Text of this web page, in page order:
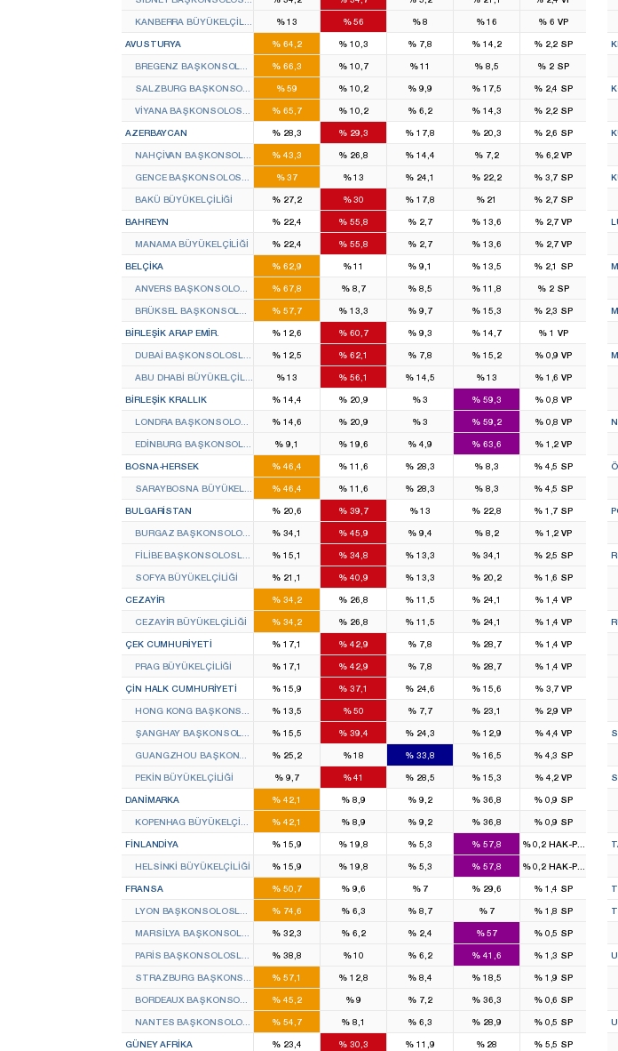
KANBERRA BÜYÜKELÇILIĞI %13 %56 %8 %16 % 6 VP
AVUSTURYA % 64,2 % 10,3 % 7,8 % 14,2 %2,2 SP
BREGENZ BAŞKONSOLOSLUĞU
% 66,3 % 10,7 %11 % 8,5 % 2 SP
SALZBURG BAŞKONSOLOSLUĞU
%59 % 10,2 % 9,9 % 17,5 %2,4 SP
VIYANA BAŞKONSOLOSLUĞU % 65,7 % 10,2 % 6,2 % 14,3 %2,2 SP
AZERBAYCAN % 28,3 % 29,3 % 17,8 % 20,3 %2,6 SP
NAHÇIVAN BAŞKONSOLOSLUĞU
% 43,3 % 26,8 % 14,4 % 7,2 %6,2VP
GENCE BAŞKONSOLOSLUĞU %37 %13 % 24,1 % 22,2 %3,7 SP
BAKÜ BÜYÜKELÇILIĞI % 27,2 %30 % 17,8 %21 %2,7 SP
BAHREYN % 22,4 % 55,8 % 2,7 % 13,6 %2,7VP
MANAMA BÜYÜKELÇILIĞI % 22,4 % 55,8 % 2,7 % 13,6 %2,7VP
BELÇIKA % 62,9 %11 % 9,1 % 13,5 %2,1 SP
ANVERS BAŞKONSOLOSLUĞU% 67,8 % 8,7 % 8,5 % 11,8 % 2 SP
BRÜKSEL BAŞKONSOLOSLUĞU
% 57,7 % 13,3 % 9,7 % 15,3 %2,3 SP
BIRLEŞIK ARAP EMIR. % 12,6 % 60,7 % 9,3 % 14,7 % 1 VP
DUBAI BAŞKONSOLOSLUĞU % 12,5 % 62,1 % 7,8 % 15,2 %0,9VP
ABU DHABI BÜYÜKELÇILIĞI %13 % 56,1 % 14,5 %13 %1,6VP
BIRLEŞIK KRALLIK % 14,4 % 20,9 %3 % 59,3 %0,8VP
LONDRA BAŞKONSOLOSLUĞU% 14,6 % 20,9 %3 % 59,2 %0,8VP
EDINBURG BAŞKONSOLOSLUĞU
% 9,1 % 19,6 % 4,9 % 63,6 %1,2VP
BOSNA-HERSEK % 46,4 % 11,6 % 28,3 % 8,3 %4,5 SP
SARAYBOSNA BÜYÜKELÇILIĞI % 46,4 % 11,6 % 28,3 % 8,3 %4,5 SP
BULGARISTAN % 20,6 % 39,7 %13 % 22,8 %1,7 SP
BURGAZ BAŞKONSOLOSLUĞU% 34,1 % 45,9 % 9,4 % 8,2 %1,2VP
FILIBE BAŞKONSOLOSLUĞU % 15,1 % 34,8 % 13,3 % 34,1 %2,5 SP
SOFYA BÜYÜKELÇILIĞI % 21,1 % 40,9 % 13,3 % 20,2 %1,6 SP
CEZAYIR % 34,2 % 26,8 % 11,5 % 24,1 %1,4VP
CEZAYIR BÜYÜKELÇILIĞI % 34,2 % 26,8 % 11,5 % 24,1 %1,4VP
ÇEK CUMHURIYETI % 17,1 % 42,9 % 7,8 % 28,7 %1,4VP
PRAG BÜYÜKELÇILIĞI % 17,1 % 42,9 % 7,8 % 28,7 %1,4VP
ÇIN HALK CUMHURIYETI % 15,9 % 37,1 % 24,6 % 15,6 %3,7VP
HONG KONG BAŞKONSOLOSLUĞU
% 13,5 %50 % 7,7 % 23,1 %2,9VP
ŞANGHAY BAŞKONSOLOSLUĞU
% 15,5 % 39,4 % 24,3 % 12,9 %4,4VP
GUANGZHOU BAŞKONSOLOSLUĞU
% 25,2 %18 % 33,8 % 16,5 %4,3 SP
PEKIN BÜYÜKELÇILIĞI % 9,7 %41 % 28,5 % 15,3 %4,2VP
DANIMARKA % 42,1 % 8,9 % 9,2 % 36,8 %0,9 SP
KOPENHAG BÜYÜKELÇILIĞI % 42,1 % 8,9 % 9,2 % 36,8 %0,9 SP
FINLANDIYA % 15,9 % 19,8 % 5,3 % 57,8 %0,2 HAK-PAR
HELSINKI BÜYÜKELÇILIĞI % 15,9 % 19,8 % 5,3 % 57,8 %0,2 HAK-PAR
FRANSA % 50,7 % 9,6 %7 % 29,6 %1,4 SP
LYON BAŞKONSOLOSLUĞU % 74,6 % 6,3 % 8,7 %7 %1,8 SP
MARSILYA BAŞKONSOLOSLUĞU
% 32,3 % 6,2 % 2,4 %57 %0,5 SP
PARIS BAŞKONSOLOSLUĞU % 38,8 %10 % 6,2 % 41,6 %1,3 SP
STRAZBURG BAŞKONSOLOSLUĞU
% 57,1 % 12,8 % 8,4 % 18,5 %1,9 SP
BORDEAUX BAŞKONSOLOSLUĞU
% 45,2 %9 % 7,2 % 36,3 %0,6 SP
NANTES BAŞKONSOLOSLUĞU% 54,7 % 8,1 % 6,3 % 28,9 %0,5 SP
GÜNEY AFRIKA % 23,4 % 30,3 % 11,9 %28 %5,5 SP